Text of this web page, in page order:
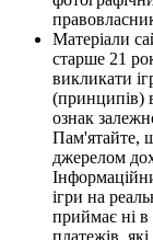
Матеріали
старше 21
викликати
(принципів)
ознак
Пам'ятайте,
джерелом
ігри на
приймає ні в
платежів,